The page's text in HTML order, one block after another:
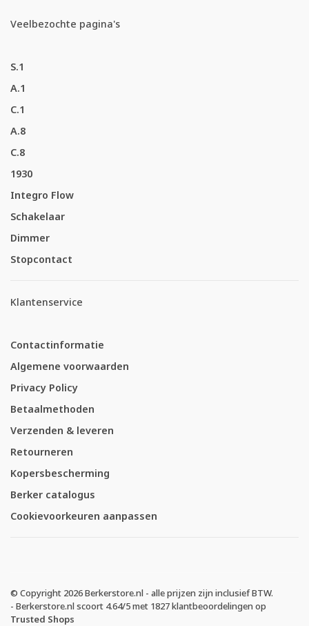
Veelbezochte pagina's
S.1
A.1
C.1
A.8
C.8
1930
Integro Flow
Schakelaar
Dimmer
Stopcontact
Klantenservice
Contactinformatie
Algemene voorwaarden
Privacy Policy
Betaalmethoden
Verzenden & leveren
Retourneren
Kopersbescherming
Berker catalogus
Cookievoorkeuren aanpassen
© Copyright 2026 Berkerstore.nl - alle prijzen zijn inclusief BTW.
- Berkerstore.nl scoort 4.64/5met 1827klantbeoordelingen op
Trusted Shops